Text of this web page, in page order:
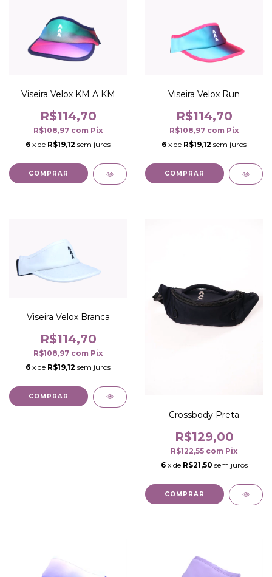
Viseira Velox KM A KM
R$114,70
R$108,97 com Pix
6 x de R$19,12 sem juros
COMPRAR
Viseira Velox Run
R$114,70
R$108,97 com Pix
6 x de R$19,12 sem juros
COMPRAR
Viseira Velox Branca
R$114,70
R$108,97 com Pix
6 x de R$19,12 sem juros
COMPRAR
Crossbody Preta
R$129,00
R$122,55 com Pix
6 x de R$21,50 sem juros
COMPRAR